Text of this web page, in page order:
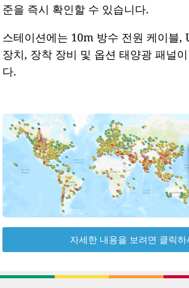
준을 즉시 확인할 수 있습니다.
스테이션에는 10m 방수 전원 케이블,
장치, 장착 장비 및 옵션 태양광 패널
다.
자세한 내용을 보려면 클릭하